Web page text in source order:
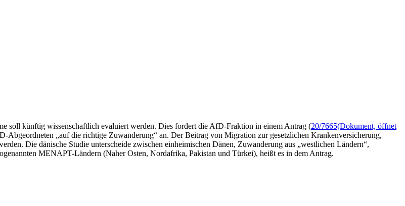
soll künftig wissenschaftlich evaluiert werden. Dies fordert die AfD-Fraktion in einem Antrag (20/7665(Dokument, öffnet
Abgeordneten „auf die richtige Zuwanderung“ an. Der Beitrag von Migration zur gesetzlichen Krankenversicherung,
Die dänische Studie unterscheide zwischen einheimischen Dänen, Zuwanderung aus „westlichen Ländern“,
MENAPT-Ländern (Naher Osten, Nordafrika, Pakistan und Türkei), heißt es in dem Antrag.